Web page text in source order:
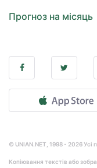
Прогноз на місяць
© UNIAN.NET, 1998 - 2026 Усі
Копіювання текстів або